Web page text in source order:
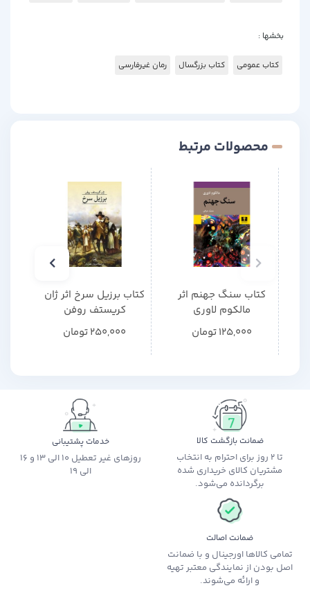
بخشها :
کتاب عمومی کتاب بزرگسال رمان غیرفارسی
محصولات مرتبط
کتاب سنگ جهنم اثر
مالکوم لاوری
125,000تومان
کتاب برزیل سرخ اثر ژان
کریستف روفن
250,000تومان
ضمانت بازگشت کالا
تا 2 روز برای احترام به انتخاب
مشتریان کالای خریداری شده
برگردانده می‌شود.
خدمات پشتیبانی
روزهای غیر تعطیل 10 الی 13 و 16
الی 19
ضمانت اصالت
تمامی کالاها اورجینال و با ضمانت
اصل بودن از نمایندگی معتبر تهیه
و ارائه می‌شوند.